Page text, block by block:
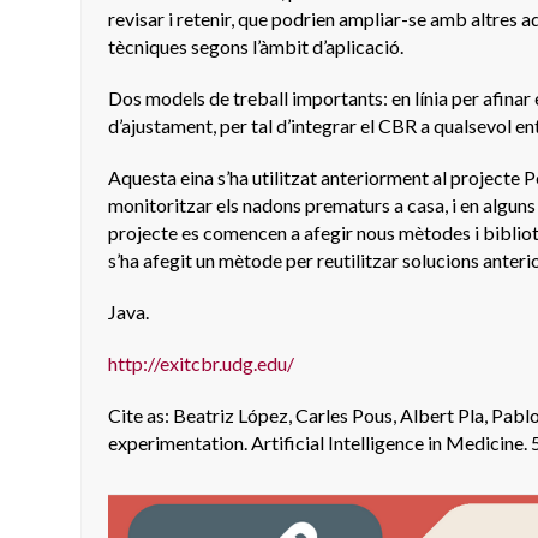
revisar i retenir, que podrien ampliar-se amb altres
tècniques segons l’àmbit d’aplicació.
Dos models de treball importants: en línia per afinar
d’ajustament, per tal d’integrar el CBR a qualsevol
Aquesta eina s’ha utilitzat anteriorment al projecte
monitoritzar els nadons prematurs a casa, i en
projecte es comencen a afegir nous mètodes i
s’ha afegit un mètode per reutilitzar solucions
Java.
http://exitcbr.udg.edu/
Cite as: Beatriz López, Carles Pous, Albert Pla,
experimentation. Artificial Intelligence in Medicine.